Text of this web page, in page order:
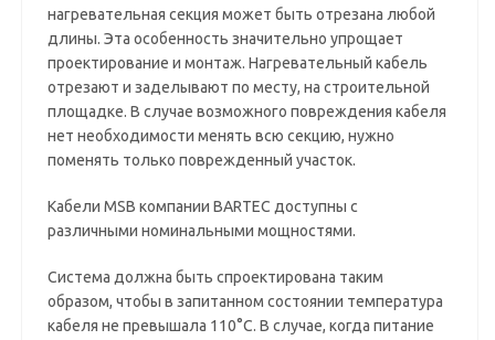
нагревательная секция может быть отрезана любой
длины. Эта особенность значительно упрощает
проектирование и монтаж. Нагревательный кабель
отрезают и заделывают по месту, на строительной
площадке. В случае возможного повреждения кабеля
нет необходимости менять всю секцию, нужно
поменять только поврежденный участок.
Кабели MSB компании BARTEC доступны с
различными номинальными мощностями.
Система должна быть спроектирована таким
образом, чтобы в запитанном состоянии температура
кабеля не превышала 110°C. В случае, когда питание